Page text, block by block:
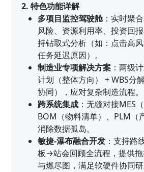
2. 特色功能详解
多项目监控驾驶舱：实时聚
风险、资源利用率、投资回
持钻取式分析（如：点击高
任务延迟原因）。
制造业专项解决方案 ：两级
计划（整体方向） + WBS分
协同），应对复杂制造流程。
跨系统集成 ：无缝对接MES
BOM（物料清单）、PLM（
消除数据孤岛。
敏捷-瀑布融合开发 ：支持路
板→站会回顾全流程，提供
与燃尽图，满足软硬件协同研